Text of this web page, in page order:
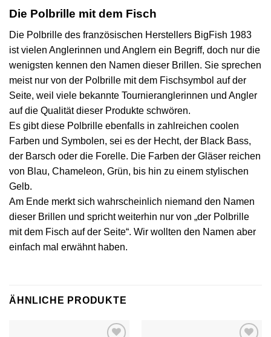
Die Polbrille mit dem Fisch
Die Polbrille des französischen Herstellers BigFish 1983
ist vielen Anglerinnen und Anglern ein Begriff, doch nur die
wenigsten kennen den Namen dieser Brillen. Sie sprechen
meist nur von der Polbrille mit dem Fischsymbol auf der
Seite, weil viele bekannte Tournieranglerinnen und Angler
auf die Qualität dieser Produkte schwören.
Es gibt diese Polbrille ebenfalls in zahlreichen coolen
Farben und Symbolen, sei es der Hecht, der Black Bass,
der Barsch oder die Forelle. Die Farben der Gläser reichen
von Blau, Chameleon, Grün, bis hin zu einem stylischen
Gelb.
Am Ende merkt sich wahrscheinlich niemand den Namen
dieser Brillen und spricht weiterhin nur von „der Polbrille
mit dem Fisch auf der Seite“. Wir wollten den Namen aber
einfach mal erwähnt haben.
ÄHNLICHE PRODUKTE